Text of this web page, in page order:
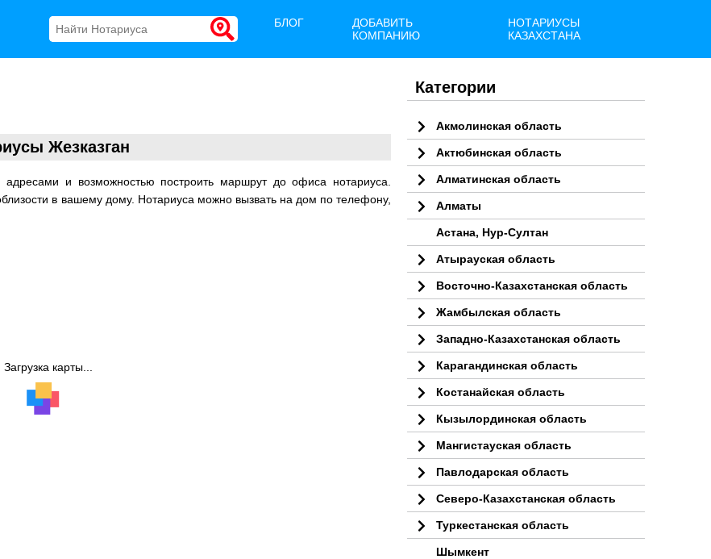
БЛОГ
ДОБАВИТЬ
КОМПАНИЮ
НОТАРИУСЫ
КАЗАХСТАНА
Жезказган
и возможностью построить маршрут до офиса нотариуса.
в вашему дому. Нотариуса можно вызвать на дом по телефону,
Загрузка карты...
Категории
Акмолинская область
Актюбинская область
Алматинская область
Алматы
Астана, Нур-Султан
Атырауская область
Восточно-Казахстанская область
Жамбылская область
Западно-Казахстанская область
Карагандинская область
Костанайская область
Кызылординская область
Мангистауская область
Павлодарская область
Северо-Казахстанская область
Туркестанская область
Шымкент